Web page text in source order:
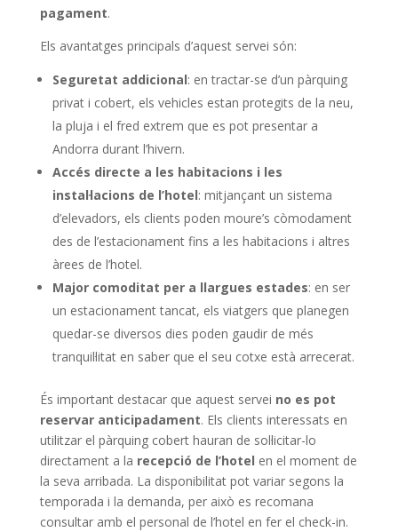
pagament.
Els avantatges principals d’aquest servei són:
Seguretat addicional: en tractar-se d’un pàrquing
privat i cobert, els vehicles estan protegits de la neu,
la pluja i el fred extrem que es pot presentar a
Andorra durant l’hivern.
Accés directe a les habitacions i les
instal·lacions de l’hotel: mitjançant un sistema
d’elevadors, els clients poden moure’s còmodament
des de l’estacionament fins a les habitacions i altres
àrees de l’hotel.
Major comoditat per a llargues estades: en ser
un estacionament tancat, els viatgers que planegen
quedar-se diversos dies poden gaudir de més
tranquil·litat en saber que el seu cotxe està arrecerat.
És important destacar que aquest servei no es pot
reservar anticipadament. Els clients interessats en
utilitzar el pàrquing cobert hauran de sol·licitar-lo
directament a la recepció de l’hotel en el moment de
la seva arribada. La disponibilitat pot variar segons la
temporada i la demanda, per això es recomana
consultar amb el personal de l’hotel en fer el check-in.